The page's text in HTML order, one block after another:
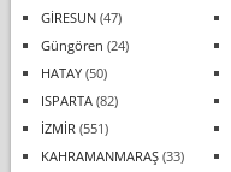
GİRESUN(47)
Güngören (24)
HATAY(50)
ISPARTA(82)
İZMİR (551)
KAHRAMANMARAŞ(33)